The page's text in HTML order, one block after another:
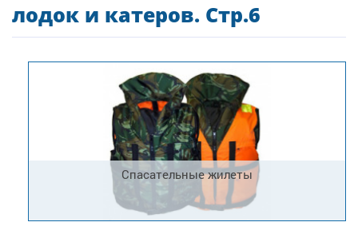
лодок и катеров. Стр.6
Спасательные жилеты